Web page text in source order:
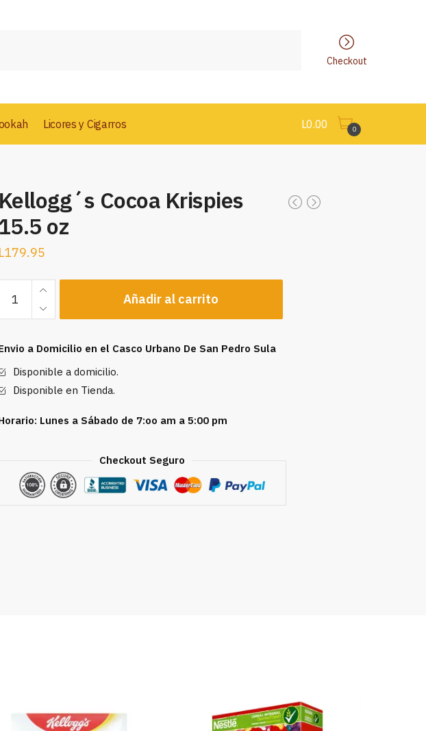
Checkout
Licores y Cigarros L0.00 0
Kellogg´s Cocoa Krispies
oz
L179.95
Añadir al carrito
a Domicilio en el Casco Urbano De San Pedro Sula
Disponible a domicilio.
Disponible en Tienda.
Lunes a Sábado de 7:oo am a 5:00 pm
Checkout Seguro